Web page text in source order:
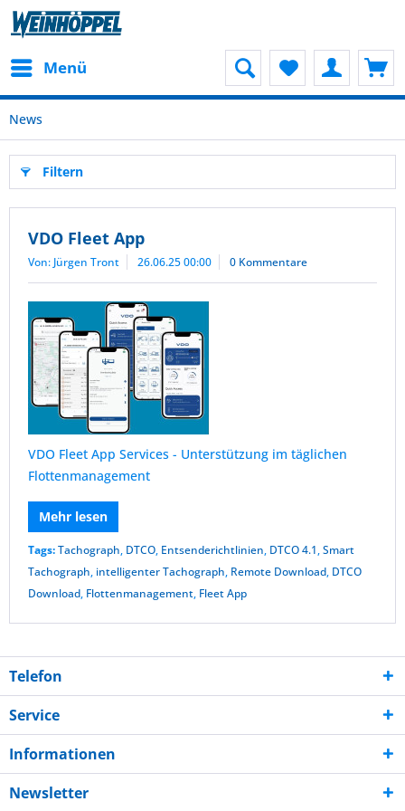
Menü
News
Filtern
VDO Fleet App
Von: Jürgen Tront 26.06.25 00:00 0 Kommentare
VDO Fleet App Services - Unterstützung im täglichen
Flottenmanagement
Mehr lesen
Tags:Tachograph, DTCO, Entsenderichtlinien, DTCO 4.1,Smart
Tachograph, intelligenter Tachograph, Remote Download, DTCO
Download, Flottenmanagement, Fleet App
Telefon
Service
Informationen
Newsletter